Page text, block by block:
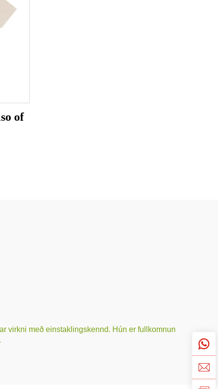
of
virkni með einstaklingskennd. Hún er fullkomnun